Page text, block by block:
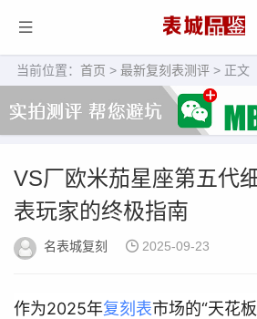
当前位置： 首页 > 最新复刻表测评 > 正文
VS厂欧米茄星座第五代
表玩家的终极指南
名表城复刻 2025-09-23
作为2025年复刻表市场的“天花